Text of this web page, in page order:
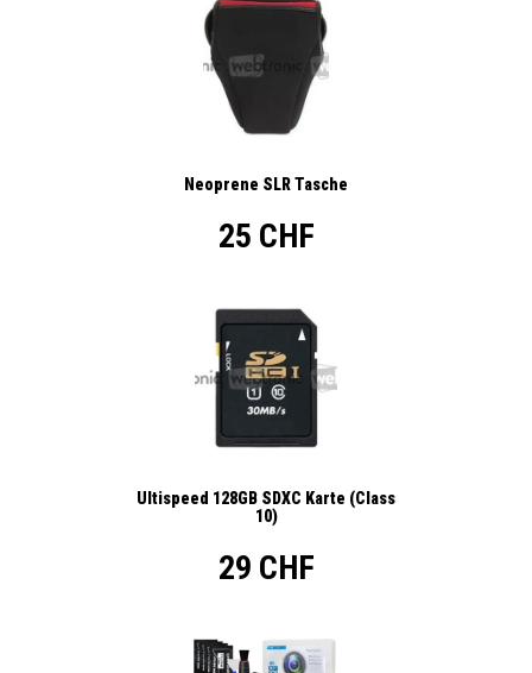
Neoprene SLR Tasche
25 CHF
Ultispeed 128GB SDXC Karte (Class
10)
29 CHF